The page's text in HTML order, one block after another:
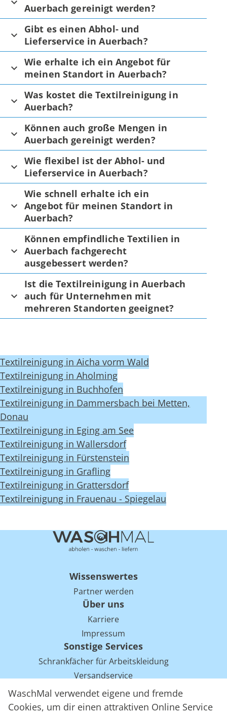
WaschMal verwendet eigene und fremde
Cookies, um dir einen attraktiven Online Service
Auerbach gereinigt werden?
Gibt es einen Abhol- und
Lieferservice in Auerbach?
Wie erhalte ich ein Angebot für
meinen Standort in Auerbach?
Was kostet die Textilreinigung in
Auerbach?
Können auch große Mengen in
Auerbach gereinigt werden?
Wie flexibel ist der Abhol- und
Lieferservice in Auerbach?
Wie schnell erhalte ich ein
Angebot für meinen Standort in
Auerbach?
Können empfindliche Textilien in
Auerbach fachgerecht
ausgebessert werden?
Ist die Textilreinigung in Auerbach
auch für Unternehmen mit
mehreren Standorten geeignet?
Textilreinigung in Aicha vorm Wald
Textilreinigung in Aholming
Textilreinigung in Buchhofen
Textilreinigung in Dammersbach bei Metten,
Donau
Textilreinigung in Eging am See
Textilreinigung in Wallersdorf
Textilreinigung in Fürstenstein
Textilreinigung in Grafling
Textilreinigung in Grattersdorf
Textilreinigung in Frauenau - Spiegelau
Wissenswertes
Partner werden
Über uns
Karriere
Impressum
Sonstige Services
Schrankfächer für Arbeitskleidung
Versandservice
Einsparpotentiale für Mietwäsche bei Arbeitskleidung
Arbeitskleidung Tracking mit RFID